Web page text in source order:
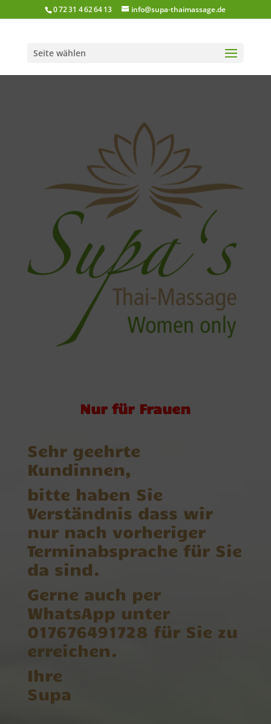
0 72 31 4 62 64 13 info@supa-thaimassage.de
Seite wählen
Nur für Frauen
Sehr geehrte
Kundinnen,
bitte haben Sie
Verständnis dass wir
nur nach vorheriger
Terminabsprache für Sie
da sind.
Gerne auch per
WhatsApp unter
017676491728 für Sie zu
erreichen.
Ihre
Supa